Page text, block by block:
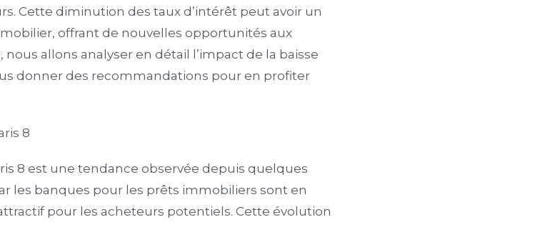
Cette diminution des taux d’intérêt peut avoir un
offrant de nouvelles opportunités aux
allons analyser en détail l’impact de la baisse
donner des recommandations pour en profiter
8
8 est une tendance observée depuis quelques
les banques pour les prêts immobiliers sont en
pour les acheteurs potentiels. Cette évolution